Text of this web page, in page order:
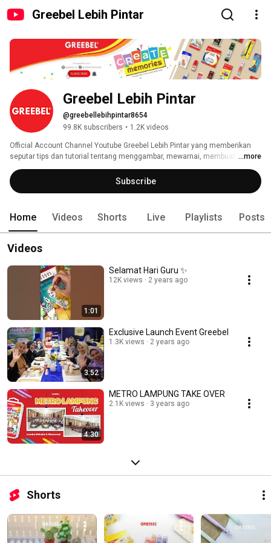
Greebel Lebih Pintar
Greebel Lebih Pintar
@greebellebihpintar8654
99.8K subscribers • 1.2K videos
Official Account Channel Youtube Greebel Lebih Pintar yang memberikan
seputar tips dan tutorial tentang menggambar, mewarnai, membuat
kerajinan tangan, dan lain-lainnya yang superrr kreatif :D
...more
Subscribe
Home Videos Shorts Live Playlists Posts
Videos
1:01
Selamat Hari Guru ✨
12K views 2 years ago
3:52
Exclusive Launch Event Greebel
1.3K views 2 years ago
4:30
METRO LAMPUNG TAKE OVER
2.1K views 3 years ago
Shorts